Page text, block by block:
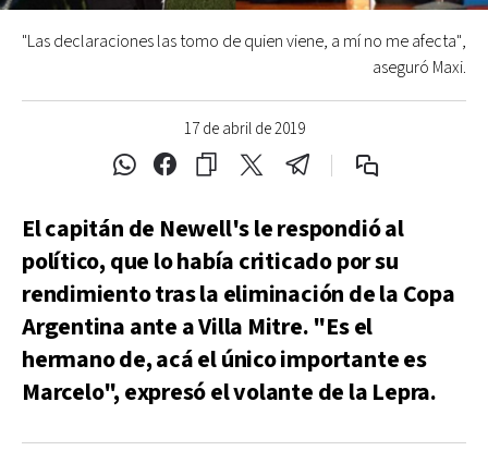
17 de abril de 2019
"Las declaraciones las tomo de quien viene, a mí no me afecta",
aseguró Maxi.
El capitán de Newell's le respondió al
político, que lo había criticado por su
rendimiento tras la eliminación de la Copa
Argentina ante a Villa Mitre. "Es el
hermano de, acá el único importante es
Marcelo", expresó el volante de la Lepra.